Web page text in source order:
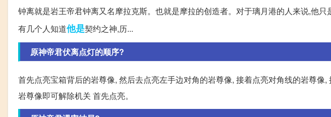
钟离就是岩王帝君钟离又名摩拉克斯。也就是摩拉的创造者。对于璃月港的人来说,他
有几个人知道他是契约之神,历...
原神帝君伏离点灯的顺序?
首先点亮宝箱背后的岩尊像, 然后去点亮左手边对角的岩尊像, 接着点亮对角线的岩尊像
岩尊像即可解除机关 首先点亮。